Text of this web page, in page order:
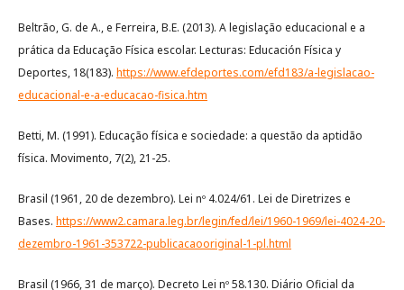
Beltrão, G. de A., e Ferreira, B.E. (2013). A legislação educacional e a
prática da Educação Física escolar. Lecturas: Educación Física y
Deportes, 18(183). https://www.efdeportes.com/efd183/a-legislacao-
educacional-e-a-educacao-fisica.htm
Betti, M. (1991). Educação física e sociedade: a questão da aptidão
física. Movimento, 7(2), 21-25.
Brasil (1961, 20 de dezembro). Lei nº 4.024/61. Lei de Diretrizes e
Bases. https://www2.camara.leg.br/legin/fed/lei/1960-1969/lei-4024-20-
dezembro-1961-353722-publicacaooriginal-1-pl.html
Brasil (1966, 31 de março). Decreto Lei nº 58.130. Diário Oficial da